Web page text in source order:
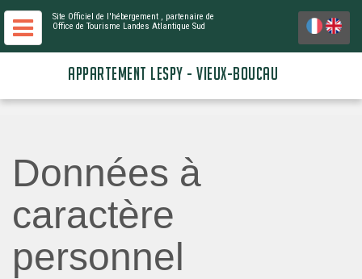
Site Officiel de l'hébergement , partenaire de
Office de Tourisme Landes Atlantique Sud
APPARTEMENT LESPY - VIEUX-BOUCAU
Données à
caractère
personnel